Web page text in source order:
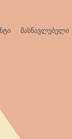
მასწავლებელი